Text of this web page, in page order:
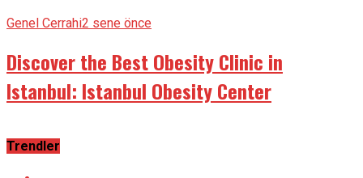
Genel Cerrahi2 sene önce
Discover the Best Obesity Clinic in
Istanbul: Istanbul Obesity Center
Trendler